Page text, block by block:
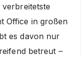
verbreitetste
Office in großen
es davon nur
betreut –